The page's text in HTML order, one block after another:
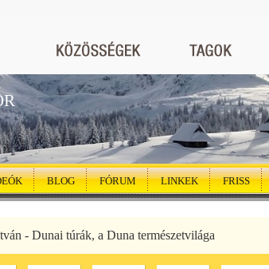
BLOG FÓRUM LINKEK FRISS
- Dunai túrák, a Duna természetvilága